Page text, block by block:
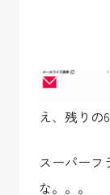
え、残りの
スーパーフ
な。。。